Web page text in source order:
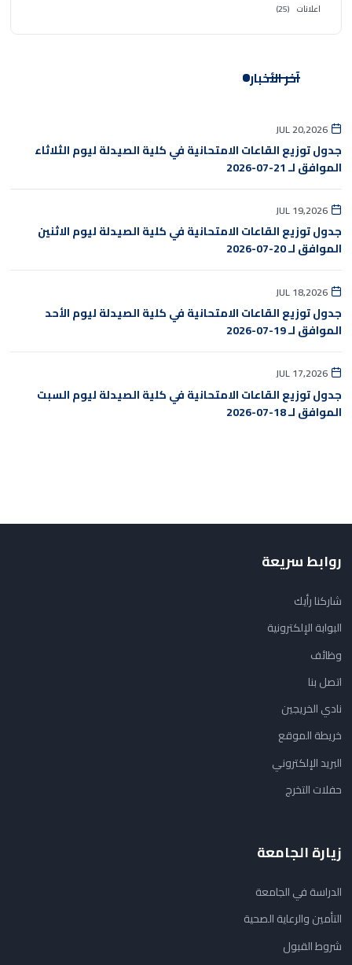
اعلانات (25)
آخر الأخبار
JUL 20,2026
جدول توزيع القاعات الامتحانية في كلية الصيدلة ليوم الثلاثاء
الموافق لـ 21-07-2026
JUL 19,2026
جدول توزيع القاعات الامتحانية في كلية الصيدلة ليوم الاثنين
الموافق لـ 20-07-2026
JUL 18,2026
جدول توزيع القاعات الامتحانية في كلية الصيدلة ليوم الأحد
الموافق لـ 19-07-2026
JUL 17,2026
جدول توزيع القاعات الامتحانية في كلية الصيدلة ليوم السبت
الموافق لـ 18-07-2026
روابط سريعة
شاركنا رأيك
البوابة الإلكترونية
وظائف
اتصل بنا
نادي الخريجين
خريطة الموقع
البريد الإلكتروني
حفلات التخرج
زيارة الجامعة
الدراسة في الجامعة
التأمين والرعاية الصحية
شروط القبول